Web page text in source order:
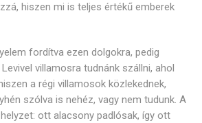
hiszen mi is teljes értékű emberek
fordítva ezen dolgokra, pedig
villamosra tudnánk szállni, ahol
a régi villamosok közlekednek,
szólva is nehéz, vagy nem tudunk. A
ott alacsony padlósak, így ott